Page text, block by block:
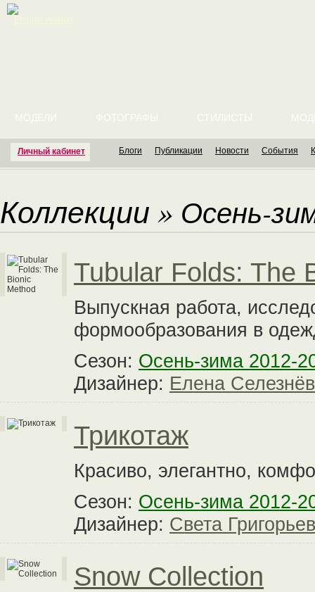
Личный кабинет
МОДЕЛИ ФОТОГРАФЫ СТИЛИСТЫ
Блоги Публикации Новости События
Коллекции » Осень-
Tubular Folds: The
Выпускная работа,
формообразования в
Сезон: Осень-зима 2012-
Дизайнер: Елена
Трикотаж
Красиво, элегантно,
Сезон: Осень-зима 2012-
Дизайнер: Света
Snow Collection